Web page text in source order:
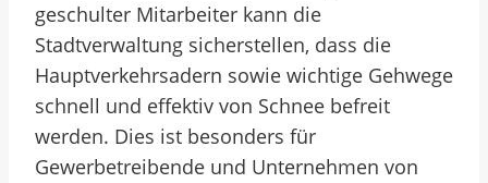
geschulter Mitarbeiter kann die
Stadtverwaltung sicherstellen, dass die
Hauptverkehrsadern sowie wichtige Gehwege
schnell und effektiv von Schnee befreit
werden. Dies ist besonders für
Gewerbetreibende und Unternehmen von